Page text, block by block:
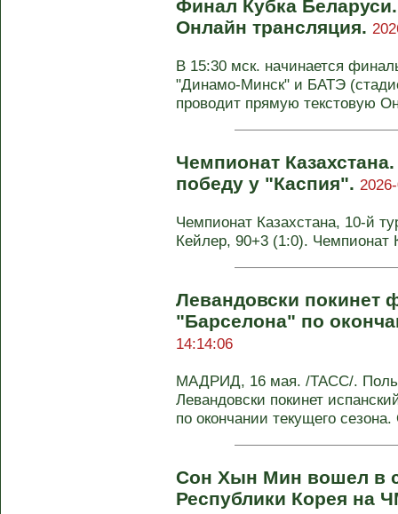
Финал Кубка
Онлайн трансляция.
В 15:30 мск. начинается
"Динамо-Минск" и БАТЭ
проводит прямую текстовую
Чемпионат
победу у "Каспия".
Чемпионат Казахстана, 10-й
Кейлер, 90+3 (1:0). Чемпионат
Левандовски покинет
"Барселона" по
14:14:06
МАДРИД, 16 мая. /ТАСС/.
Левандовски покинет
по окончании текущего
Сон Хын Мин вошел в
Республики Корея на